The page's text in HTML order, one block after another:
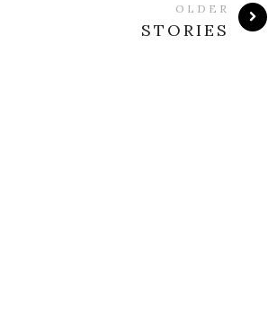
OLDER
STORIES